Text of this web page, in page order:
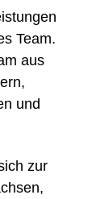
Team.
aus
und
zur